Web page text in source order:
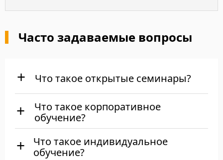
Часто задаваемые вопросы
Что такое открытые семинары?
Что такое корпоративное
обучение?
Что такое индивидуальное
обучение?